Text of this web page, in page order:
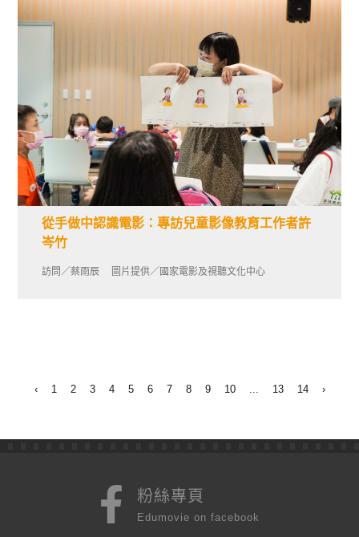
從手做中認識電影：專訪兒童影像教育工作者許
岑竹
訪問／蔡雨辰 圖片提供／國家電影及視聽文化中心
‹ 1 2 3 4 5 6 7 8 9 10 ... 13 14 ›
粉絲專頁
Edumovie on facebook